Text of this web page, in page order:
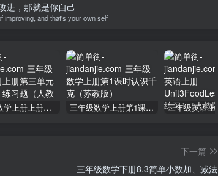
进，那就是你自己
improving, and that's your own self
三年级数学上册上册第三单元《测量》练习题（人教版） 三年级数学上册第1课时认识千克（苏教版）
下一篇
三年级数学下册8.3简单小数加、减法